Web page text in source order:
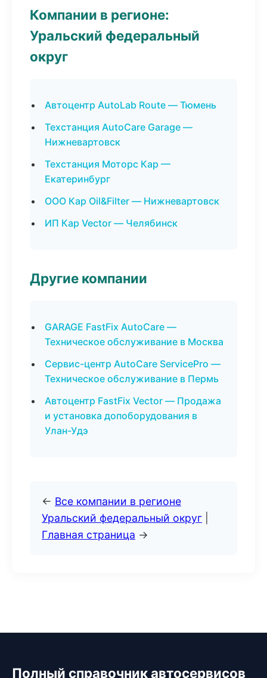
Компании в регионе:
Уральский федеральный
округ
Автоцентр AutoLab Route — Тюмень
Техстанция AutoCare Garage —
Нижневартовск
Техстанция Моторс Кар —
Екатеринбург
ООО Кар Oil&Filter — Нижневартовск
ИП Кар Vector — Челябинск
Другие компании
GARAGE FastFix AutoCare —
Техническое обслуживание в Москва
Сервис-центр AutoCare ServicePro —
Техническое обслуживание в Пермь
Автоцентр FastFix Vector — Продажа
и установка допоборудования в
Улан-Удэ
← Все компании в регионе
Уральский федеральный округ
Главная страница →
Полный справочник автосервисов